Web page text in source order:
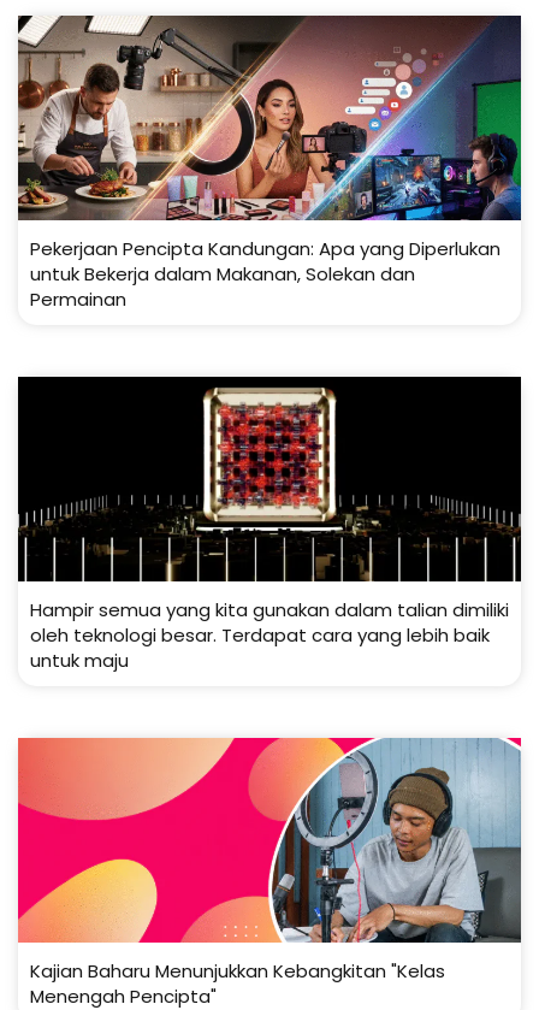
Pekerjaan Pencipta Kandungan: Apa yang Diperlukan
untuk Bekerja dalam Makanan, Solekan dan
Permainan
Hampir semua yang kita gunakan dalam talian dimiliki
oleh teknologi besar. Terdapat cara yang lebih baik
untuk maju
Kajian Baharu Menunjukkan Kebangkitan "Kelas
Menengah Pencipta"